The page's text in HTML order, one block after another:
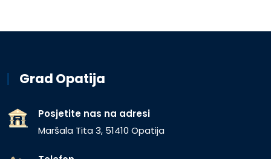
Grad Opatija
Posjetite nas na adresi
Maršala Tita 3, 51410 Opatija